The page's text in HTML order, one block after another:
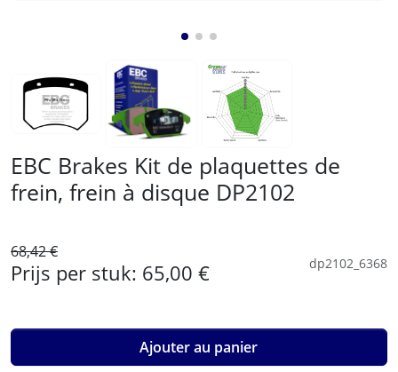
EBC Brakes Kit de plaquettes de
frein, frein à disque DP2102
68,42 €
Prijs per stuk: 65,00 € dp2102_6368
Ajouter au panier